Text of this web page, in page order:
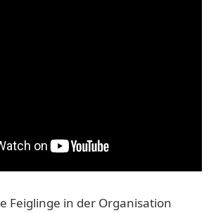
Feiglinge in der Organisation